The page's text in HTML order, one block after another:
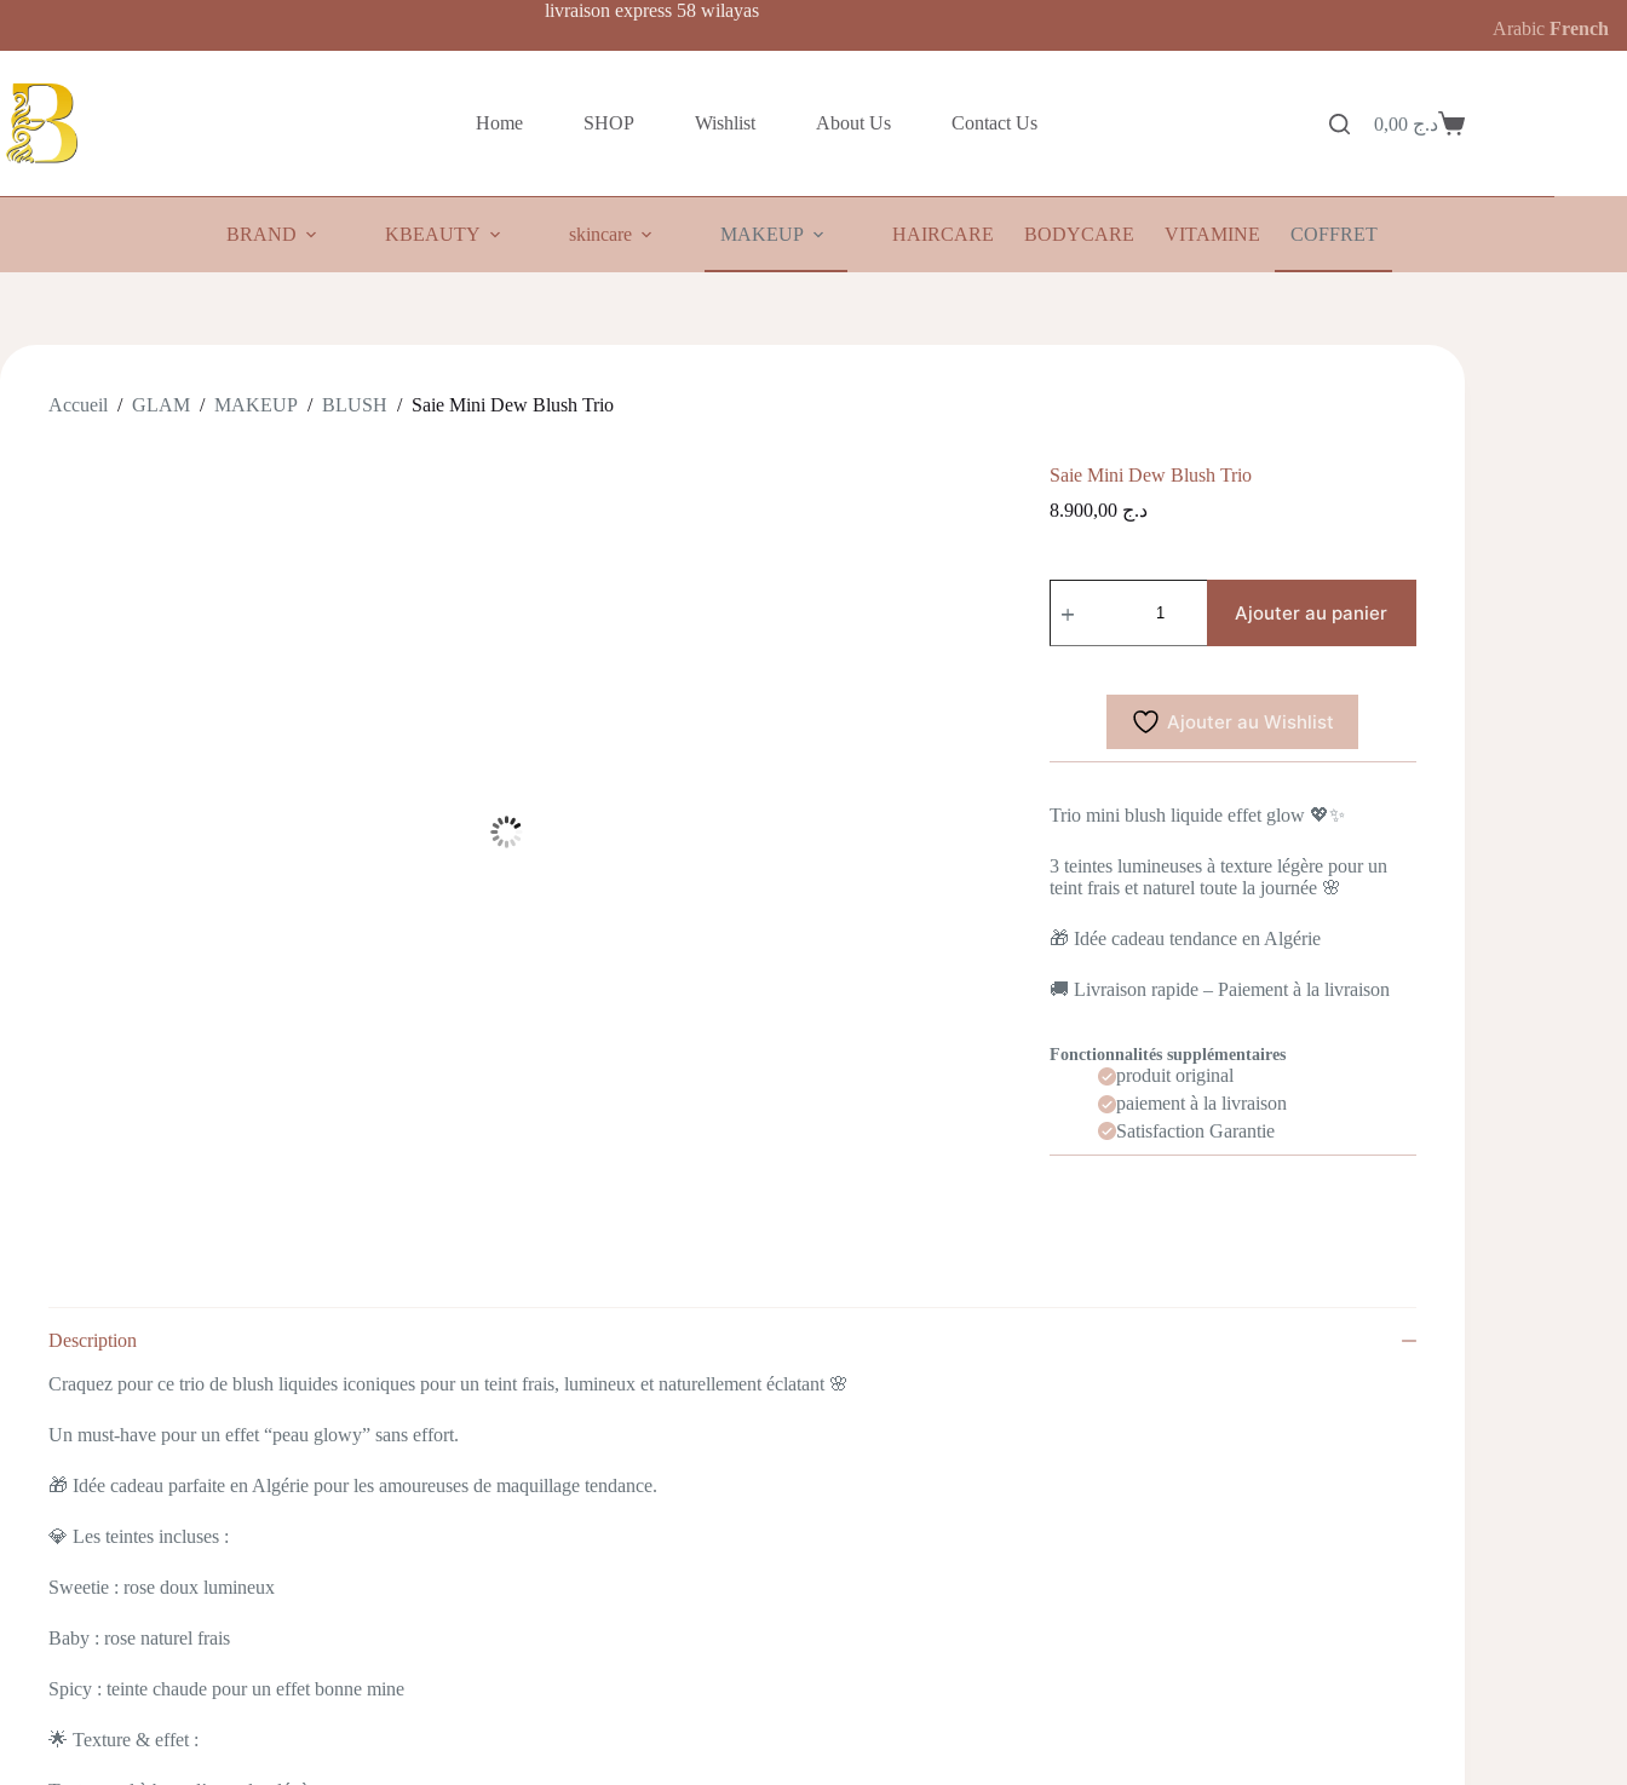
contenu
livraison express 58 wilayas
Home SHOP Wishlist About Us Contact Us
Panierد.ج 0,00
BRAND KBEAUTY skincare MAKEUP HAIRCARE BODYCARE VITAMINE COFFRET
Accueil / GLAM / MAKEUP / BLUSH / Saie Mini Dew Blush Trio
Saie Mini Dew Blush Trio
د.ج 8.900,00
de
Mini
Ajouter au panier
Ajouter au Wishlist
Trio mini blush liquide effet glow 💖✨
3 teintes lumineuses à texture légère pour un
teint frais et naturel toute la journée 🌸
🎁 Idée cadeau tendance en Algérie
🚚 Livraison rapide – Paiement à la livraison
Fonctionnalités supplémentaires
produit original
paiement à la livraison
Satisfaction Garantie
Description
Craquez pour ce trio de blush liquides iconiques pour un teint frais, lumineux et naturellement éclatant 🌸
Un must-have pour un effet “peau glowy” sans effort.
🎁 Idée cadeau parfaite en Algérie pour les amoureuses de maquillage tendance.
💎 Les teintes incluses :
Sweetie : rose doux lumineux
Baby : rose naturel frais
Spicy : teinte chaude pour un effet bonne mine
🌟 Texture & effet :
Arabic French